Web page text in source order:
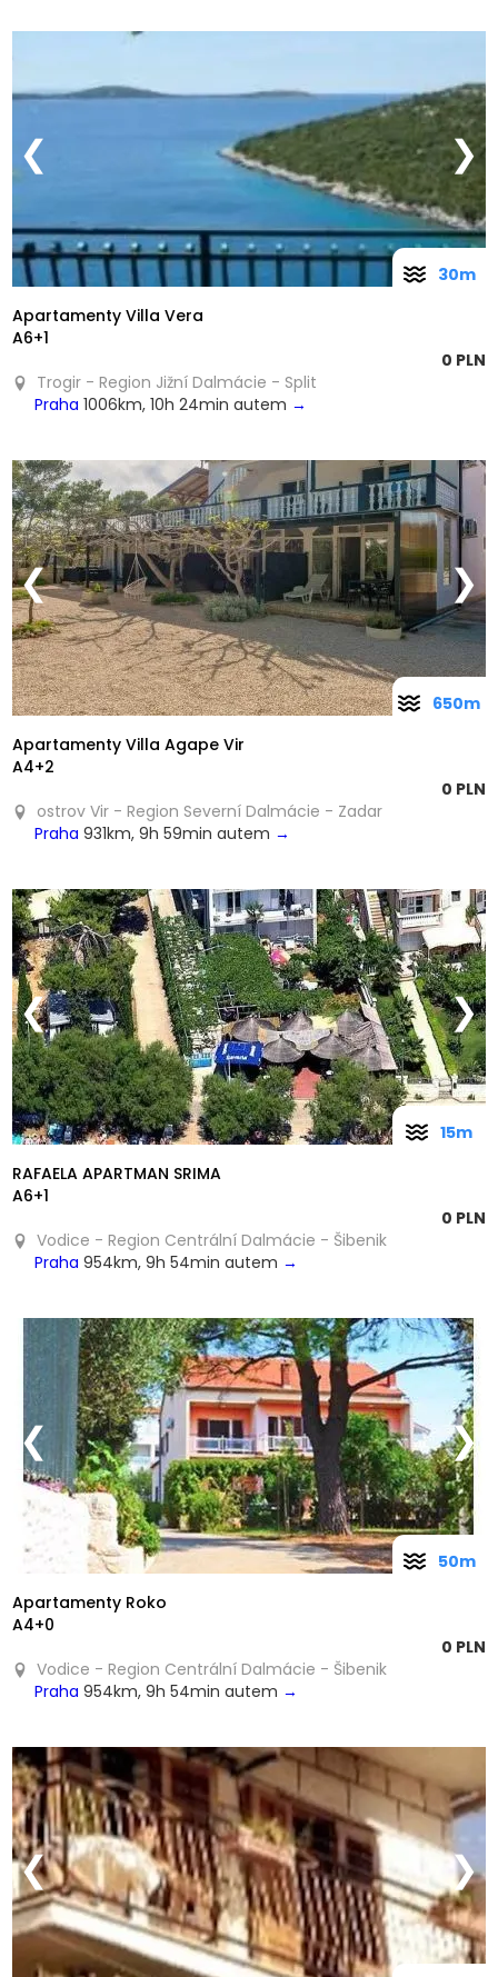
❮ ❯
Apartamenty Villa Vera
A6+1
0 PLN
Trogir - Region Jižní Dalmácie - Split
Praha 1006km, 10h 24min autem →
30m
❮ ❯
Apartamenty Villa Agape Vir
A4+2
0 PLN
ostrov Vir - Region Severní Dalmácie - Zadar
Praha 931km, 9h 59min autem →
650m
❮ ❯
RAFAELA APARTMAN SRIMA
A6+1
0 PLN
Vodice - Region Centrální Dalmácie - Šibenik
Praha 954km, 9h 54min autem →
15m
❮ ❯
Apartamenty Roko
A4+0
0 PLN
Vodice - Region Centrální Dalmácie - Šibenik
Praha 954km, 9h 54min autem →
50m
❮ ❯